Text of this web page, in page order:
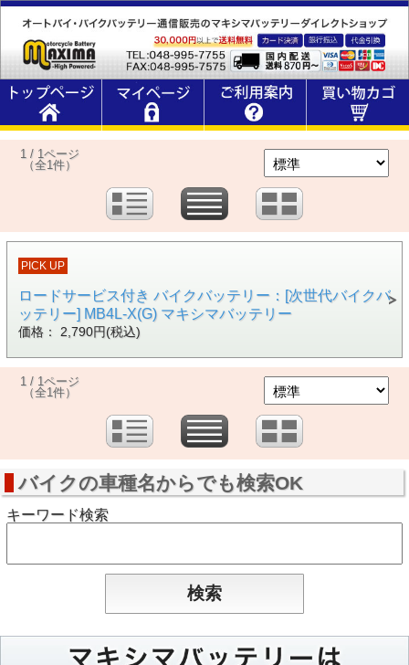
1 / 1ページ
（全1件）
PICK UP
ロードサービス付き バイクバッテリー：[次世代バイクバ
ッテリー] MB4L-X(G) マキシマバッテリー
価格： 2,790円(税込)
1 / 1ページ
（全1件）
バイクの車種名からでも検索OK
キーワード検索